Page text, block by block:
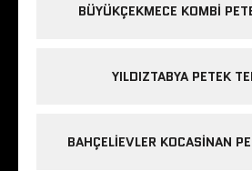
BÜYÜKÇEKMECE KOMBI
YILDIZTABYA PETEK
BAHÇELIEVLER KOCASINAN